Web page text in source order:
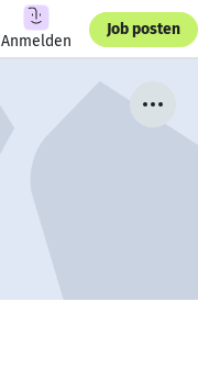
Anmelden
Job posten